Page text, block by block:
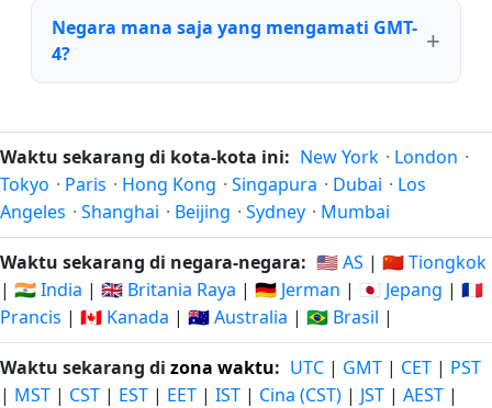
Negara mana saja yang mengamati GMT-
4?
Waktu sekarang di kota-kota ini: New York · London ·
Tokyo · Paris · Hong Kong · Singapura · Dubai · Los
Angeles · Shanghai · Beijing · Sydney · Mumbai
Waktu sekarang di negara-negara: 🇺🇸 AS | 🇨🇳 Tiongkok
| 🇮🇳 India | 🇬🇧 Britania Raya | 🇩🇪 Jerman | 🇯🇵 Jepang | 🇫🇷
Prancis | 🇨🇦 Kanada | 🇦🇺 Australia | 🇧🇷 Brasil |
Waktu sekarang di zona waktu: UTC | GMT | CET | PST
| MST | CST | EST | EET | IST | Cina (CST) | JST | AEST |